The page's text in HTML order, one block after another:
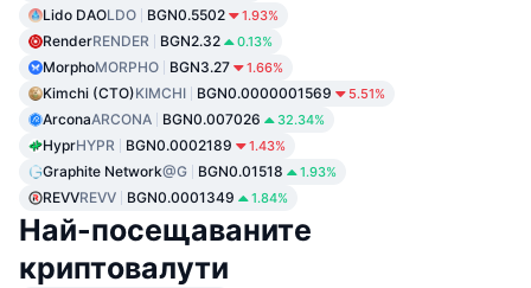
Lido DAOLDO BGN0.5502 1.93%
RenderRENDER BGN2.32 0.13%
MorphoMORPHO BGN3.27 1.66%
Kimchi (CTO)KIMCHI BGN0.0000001569 5.51%
ArconaARCONA BGN0.007026 32.34%
HyprHYPR BGN0.0002189 1.43%
Graphite Network@G BGN0.01518 1.93%
REVVREVV BGN0.0001349 1.84%
Най-посещаваните
криптовалути